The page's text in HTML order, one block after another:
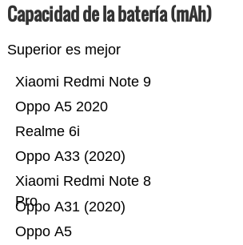
Capacidad de la batería (mAh)
Superior es mejor
Oppo A5
Oppo A31 (2020)
Xiaomi Redmi Note 8
Pro
Oppo A33 (2020)
Realme 6i
Oppo A5 2020
Xiaomi Redmi Note 9